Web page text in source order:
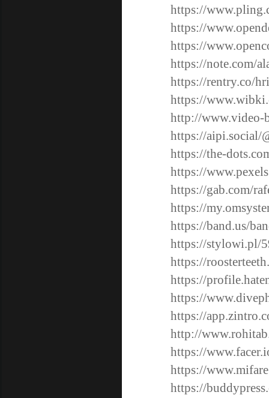
https://
https://
https://
https://note.com/
https://rentry.co/
https://
http://www.video-
https://aipi.social/
https://the-
https://
https://gab.com/
https://
https://band.us/
https://stylowi.pl/
https://
https://
https://
https://
http://
https://
https://
https://